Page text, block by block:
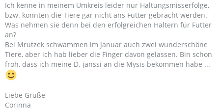
Ich kenne in meinem Umkreis leider nur Haltungsmisserfolge,
bzw. konnten die Tiere gar nicht ans Futter gebracht werden.
Was nehmen sie denn bei den erfolgreichen Haltern für Futter
an?
Bei Mrutzek schwammen im Januar auch zwei wunderschöne
Tiere, aber ich hab lieber die Finger davon gelassen. Bin schon
froh, dass ich meine D. janssi an die Mysis bekommen habe ...
Liebe Grüße
Corinna